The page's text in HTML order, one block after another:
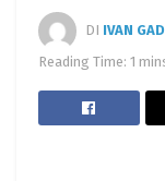
DI IVAN
Reading Time: 1